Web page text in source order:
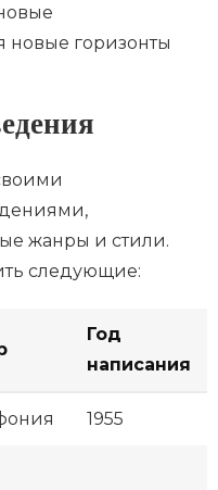
новые горизонты
жанры и стили.
следующие:
Год
написания
1955